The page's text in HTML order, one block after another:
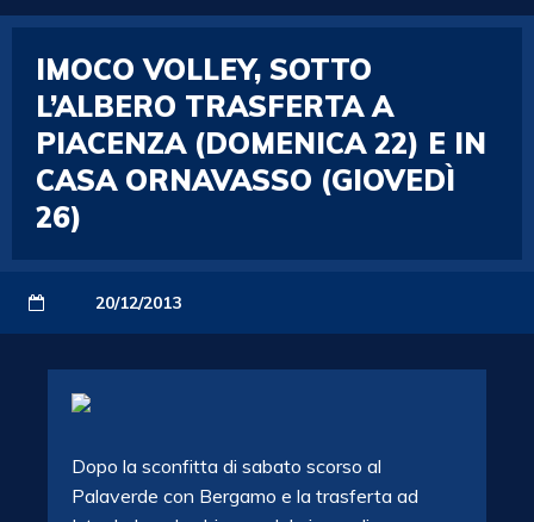
IMOCO VOLLEY, SOTTO
L’ALBERO TRASFERTA A
PIACENZA (DOMENICA 22) E IN
CASA ORNAVASSO (GIOVEDÌ
26)
20/12/2013
Dopo la sconfitta di sabato scorso al
Palaverde con Bergamo e la trasferta ad